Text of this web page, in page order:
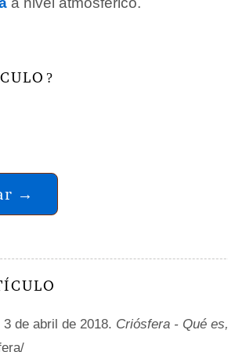
?
→
de abril de 2018. Criósfera - Qué es,